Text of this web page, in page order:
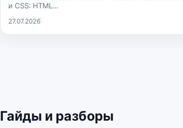
и CSS: HTML…
27.07.2026
Гайды и разборы